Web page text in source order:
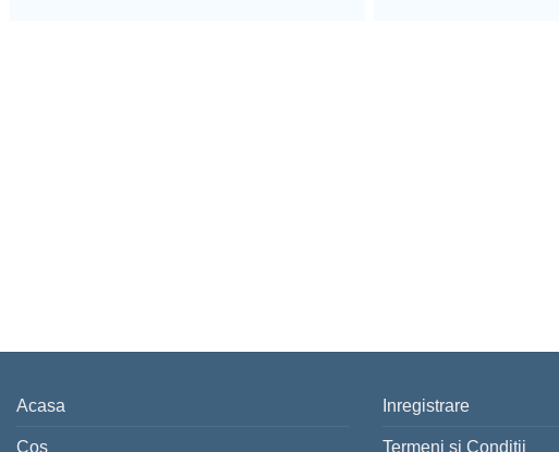
Acasa
Coș
Inregistrare
Termeni si Conditii